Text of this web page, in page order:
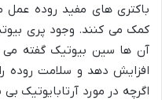
باکتری های مفید روده
کمک می کنند. وجود پری
آن ها سین بیوتیک گفته می
افزایش دهد و سلامت روده
اگرچه در مورد آرتابایوتیک